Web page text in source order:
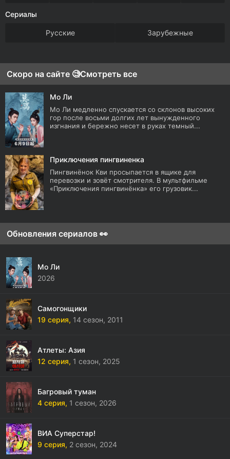
Сериалы
Русские Зарубежные
Скоро на сайте 🧐Смотреть все
Мо Ли
Мо Ли медленно спускается со склонов высоких
гор после восьми долгих лет вынужденного
изгнания и бережно несет в руках темный...
Приключения пингвиненка
Пингвинёнок Кви просыпается в ящике для
перевозки и зовёт смотрителя. В мультфильме
«Приключения пингвинёнка» его грузовик...
Обновления сериалов 👀
Мо Ли
2026
Самогонщики
19 серия, 14 сезон, 2011
Атлеты: Азия
12 серия, 1 сезон, 2025
Багровый туман
4 серия, 1 сезон, 2026
ВИА Суперстар!
9 серия, 2 сезон, 2024